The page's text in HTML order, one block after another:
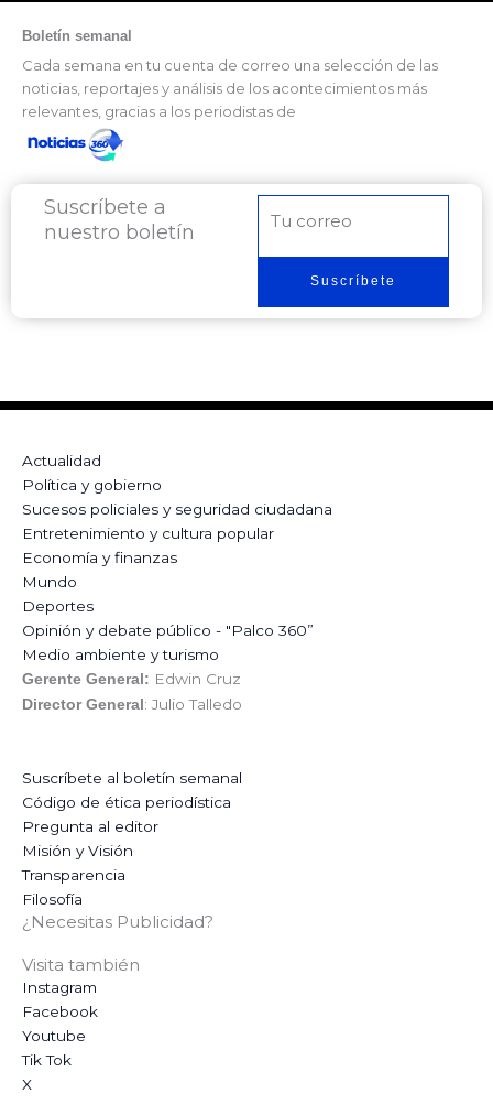
Boletín semanal
Cada semana en tu cuenta de correo una selección de las
noticias, reportajes y análisis de los acontecimientos más
relevantes, gracias a los periodistas de
Suscríbete a
nuestro boletín
electrónico
Suscríbete
Actualidad
Política y gobierno
Sucesos policiales y seguridad ciudadana
Entretenimiento y cultura popular
Economía y finanzas
Mundo
Deportes
Opinión y debate público - "Palco 360”
Medio ambiente y turismo
Gerente General: Edwin Cruz
Director General : Julio Talledo
Suscríbete al boletín semanal
Código de ética periodística
Pregunta al editor
Misión y Visión
Transparencia
Filosofía
¿Necesitas Publicidad?
Visita también
Instagram
Facebook
Youtube
Tik Tok
X